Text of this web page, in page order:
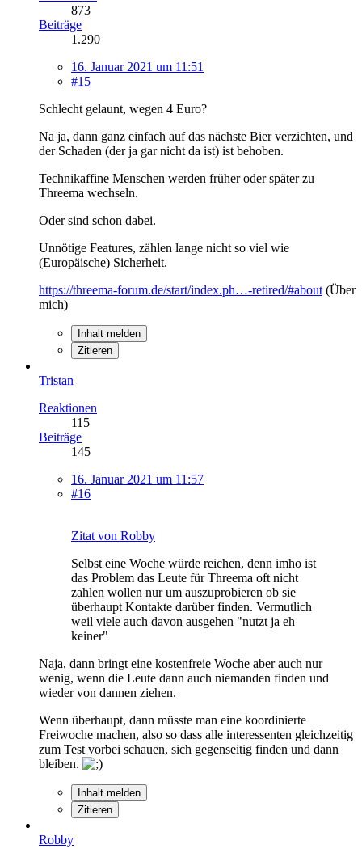
873
Beiträge
1.290
16. Januar 2021 um 11:51
#15
Schlecht gelaunt, wegen 4 Euro?
Na ja, dann ganz einfach auf das nächste Bier verzichten, und
der Schaden (der ja gar nicht da ist) ist behoben.
Technikaffine Menschen werden früher oder später zu
Threema wechseln.
Oder sind schon dabei.
Unnötige Features, zählen lange nicht so viel wie
(Europäische) Sicherheit.
https://threema-forum.de/start/index.ph…-retired/#about (Über
mich)
Inhalt melden
Zitieren
Tristan
Reaktionen
115
Beiträge
145
16. Januar 2021 um 11:57
#16
Zitat von Robby
Selbst eine Woche würde reichen, denn imho ist
das Problem das Leute für Threema oft nicht
zahlen wollen nur um auszuprobieren ob sie
überhaupt Kontakte darüber finden. Vermutlich
weil viele auch davon ausgehen "nutzt ja eh
keiner"
Naja, dann bringt eine kostenfreie Woche aber auch nur
wenig, wenn die Leute dann auch niemanden finden und
wieder von dannen ziehen.
Wenn überhaupt, dann müsste man eine koordinierte
Freiwoche machen, also so dass alle interessenten gleichzeitig
zum Test vorbei schauen, sich gegenseitig finden und dann
bleiben.
Inhalt melden
Zitieren
Robby